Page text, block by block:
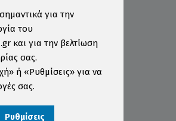
Δεδομένων
για την
του
και για την βελτίωση
σας.
ή «Ρυθμίσεις» για να
σας.
Ρυθμίσεις